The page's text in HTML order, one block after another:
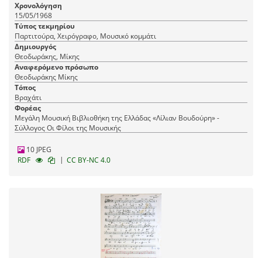
Χρονολόγηση
15/05/1968
Τύπος τεκμηρίου
Παρτιτούρα, Χειρόγραφο, Μουσικό κομμάτι
Δημιουργός
Θεοδωράκης, Μίκης
Αναφερόμενο πρόσωπο
Θεοδωράκης Μίκης
Τόπος
Βραχάτι
Φορέας
Μεγάλη Μουσική Βιβλιοθήκη της Ελλάδας «Λίλιαν Βουδούρη» -
Σύλλογος Οι Φίλοι της Μουσικής
10 JPEG
RDF
| CC BY-NC 4.0